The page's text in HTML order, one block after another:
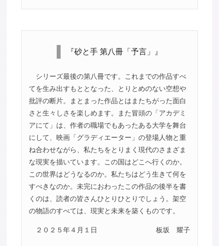
『砂と手 第八冊「予言」』
シリーズ最後の第八冊です。これまでの作品すべ
てを生み出すもととなった、とりとめのない空想や
批評の断片。まとまった作品とはまたちがった面白
さと生々しさを楽しめます。また冒頭の「アカデミ
アにて」は、作者の職場でもあったある大学を舞台
にして、映画「グラディエーター」の登場人物と重
ね合わせながら、私たちをとりまく現代のさまざま
な現実を描いています。この国はどこへ行くのか。
この世界はどうなるのか。私たちはどう生きて何を
すべきなのか。未完におわったこの作品の後半を書
くのは、読者の皆さんひとりひとりでしょう。架空
の物語のすべては、現実と未来を築くものです。
２０２５年４月１日 板坂 耀子